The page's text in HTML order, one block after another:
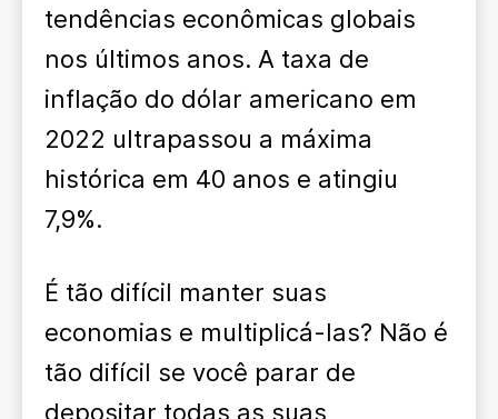
tendências econômicas globais
nos últimos anos. A taxa de
inflação do dólar americano em
2022 ultrapassou a máxima
histórica em 40 anos e atingiu
7,9%.
É tão difícil manter suas
economias e multiplicá-las? Não é
tão difícil se você parar de
depositar todas as suas